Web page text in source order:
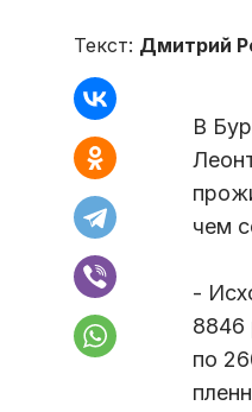
Текст: Дмитрий
В
чем
-
8846
по